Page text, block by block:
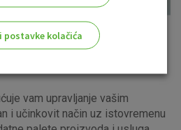
vam upravljanje vašim
i učinkovit način uz istovremenu
postavke kolačića